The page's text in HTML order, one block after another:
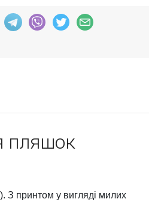
пляшок
З принтом у вигляді милих